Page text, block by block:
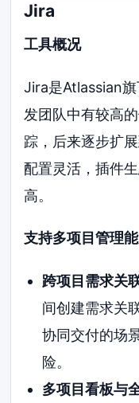
Jira
工具概况
Jira是Atlassian
发团队中有较高
踪，后来逐步扩
配置灵活，插件
高。
支持多项目管理
跨项目需求关
间创建需求关
协同交付的场
险。
多项目看板与